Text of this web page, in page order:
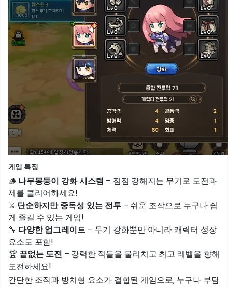
게임 특징
🪵 나무몽둥이 강화 시스템 – 점점 강해지는 무기로 도전과
제를 클리어하세요!
⚔ 단순하지만 중독성 있는 전투 – 쉬운 조작으로 누구나 쉽
게 즐길 수 있는 게임!
🔧 다양한 업그레이드 – 무기 강화뿐만 아니라 캐릭터 성장
요소도 포함!
🏆 끝없는 도전 – 강력한 적들을 물리치고 최고 레벨을 향해
도전하세요!
간단한 조작과 방치형 요소가 결합된 게임으로, 누구나 부담